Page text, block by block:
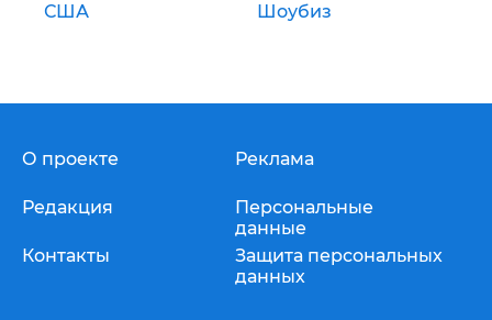
США Шоубиз
О проекте
Редакция
Контакты
Реклама
Персональные
данные
Защита персональных
данных